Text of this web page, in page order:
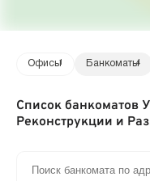
Офисы
1 Банкоматы4
Список банкоматов
Реконструкции и